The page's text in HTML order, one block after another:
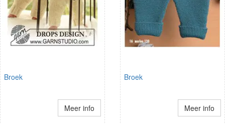
Broek
Meer info
Broek
Meer info